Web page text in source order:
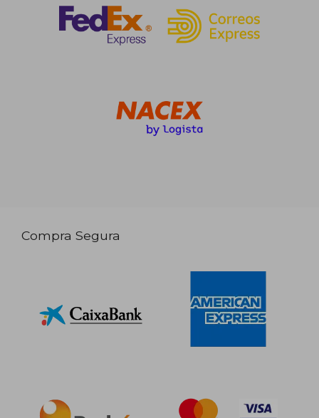
Compra Segura